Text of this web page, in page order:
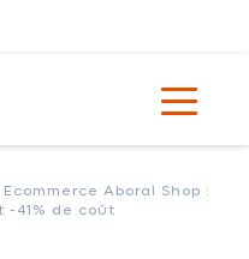
Ecommerce Aboral Shop :
-41% de coût